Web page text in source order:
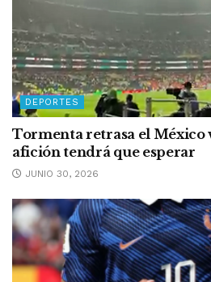
DEPORTES
Tormenta retrasa el México
afición tendrá que esperar
JUNIO 30, 2026